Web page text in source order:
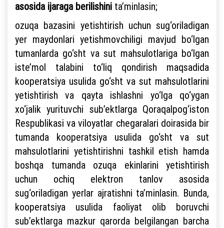
asosida ijaraga berilishini ta’minlasin;
ozuqa bazasini yetishtirish uchun sug‘oriladigan
yer maydonlari yetishmovchiligi mavjud bo‘lgan
tumanlarda go‘sht va sut mahsulotlariga bo‘lgan
iste’mol talabini to‘liq qondirish maqsadida
kooperatsiya usulida go‘sht va sut mahsulotlarini
yetishtirish va qayta ishlashni yo‘lga qo‘ygan
xo‘jalik yurituvchi sub’ektlarga Qoraqalpog‘iston
Respublikasi va viloyatlar chegaralari doirasida bir
tumanda kooperatsiya usulida go‘sht va sut
mahsulotlarini yetishtirishni tashkil etish hamda
boshqa tumanda ozuqa ekinlarini yetishtirish
uchun ochiq elektron tanlov asosida
sug‘oriladigan yerlar ajratishni ta’minlasin. Bunda,
kooperatsiya usulida faoliyat olib boruvchi
sub’ektlarga mazkur qarorda belgilangan barcha